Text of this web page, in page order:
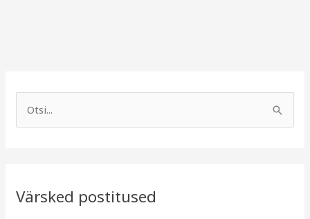
c
Värsked postitused
g